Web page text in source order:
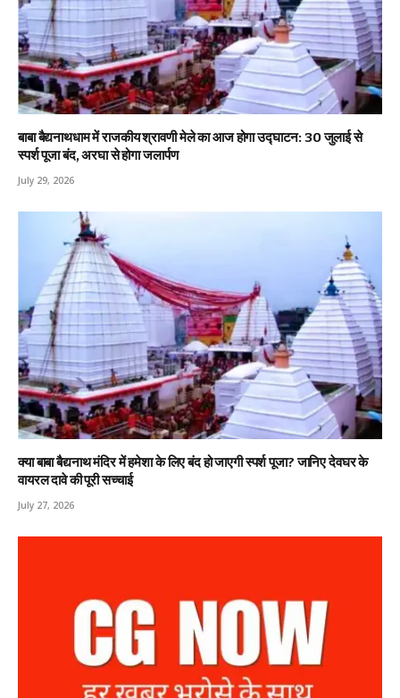
बाबा बैद्यनाथधाम में राजकीय श्रावणी मेले का आज होगा उद्घाटन: 30 जुलाई से
स्पर्श पूजा बंद, अरघा से होगा जलार्पण
July 29, 2026
क्या बाबा बैद्यनाथ मंदिर में हमेशा के लिए बंद हो जाएगी स्पर्श पूजा? जानिए देवघर के
वायरल दावे की पूरी सच्चाई
July 27, 2026